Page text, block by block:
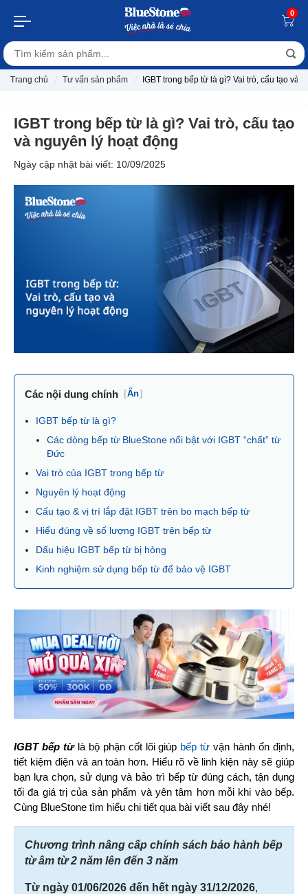
0
Trang chủ Tư vấn sản phẩm IGBT trong bếp từ là gì? Vai trò, cấu tạo và
IGBT trong bếp từ là gì? Vai trò, cấu tạo
và nguyên lý hoạt động
Ngày cập nhật bài viết: 10/09/2025
Các nội dung chính [Ẩn]
IGBT bếp từ là gì?
Các dòng bếp từ BlueStone nổi bật với IGBT “chất” từ
Đức
Vai trò của IGBT trong bếp từ
Nguyên lý hoạt động
Cấu tạo & vị trí lắp đặt IGBT trên bo mạch bếp từ
Hiểu đúng về số lượng IGBT trên bếp từ
Dấu hiệu IGBT bếp từ bị hỏng
Kinh nghiệm sử dụng bếp từ để bảo vệ IGBT
IGBT bếp từ là bộ phận cốt lõi giúp bếp từ vận hành ổn định,
tiết kiệm điện và an toàn hơn. Hiểu rõ về linh kiện này sẽ giúp
bạn lựa chọn, sử dụng và bảo trì bếp từ đúng cách, tận dụng
tối đa giá trị của sản phẩm và yên tâm hơn mỗi khi vào bếp.
Cùng BlueStone tìm hiểu chi tiết qua bài viết sau đây nhé!
Chương trình nâng cấp chính sách bảo hành bếp
từ âm từ 2 năm lên đến 3 năm
Từ ngày 01/06/2026 đến hết ngày 31/12/2026,